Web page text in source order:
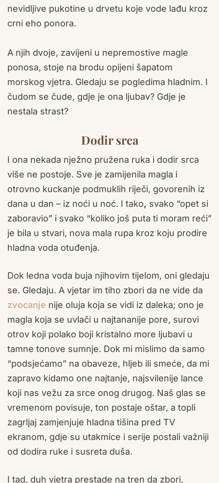
nevidljive pukotine u drvetu koje vode lađu kroz
crni eho ponora.
A njih dvoje, zavijeni u nepremostive magle
ponosa, stoje na brodu opijeni šapatom
morskog vjetra. Gledaju se pogledima hladnim. I
čudom se čude, gdje je ona ljubav? Gdje je
nestala strast?
Dodir srca
I ona nekada nježno pružena ruka i dodir srca
više ne postoje. Sve je zamijenila magla i
otrovno kuckanje podmuklih riječi, govorenih iz
dana u dan – iz noći u noć. I tako, svako “opet si
zaboravio” i svako “koliko još puta ti moram reći”
je bila u stvari, nova mala rupa kroz koju prodire
hladna voda otuđenja.
Dok ledna voda buja njihovim tijelom, oni gledaju
se. Gledaju. A vjetar im tiho zbori da ne vide da
zvocanje nije oluja koja se vidi iz daleka; ono je
magla koja se uvlači u najtananije pore, surovi
otrov koji polako boji kristalno more ljubavi u
tamne tonove sumnje. Dok mi mislimo da samo
“podsjećamo” na obaveze, hljeb ili smeće, da mi
zapravo kidamo one najtanje, najsvilenije lance
koji nas vežu za srce onog drugog. Naš glas se
vremenom povisuje, ton postaje oštar, a topli
zagrljaj zamjenjuje hladna tišina pred TV
ekranom, gdje su utakmice i serije postali važniji
od dodira ruke i susreta duša.
I tad, duh vjetra prestade na tren da zbori,